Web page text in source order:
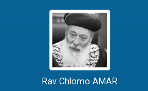
Rav Chlomo AMAR